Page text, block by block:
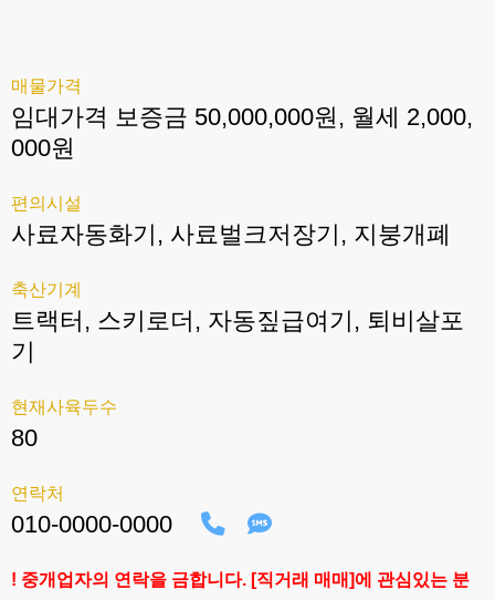
매물가격
임대가격 보증금 50,000,000원, 월세 2,000,
000원
편의시설
사료자동화기, 사료벌크저장기, 지붕개폐
축산기계
트랙터, 스키로더, 자동짚급여기, 퇴비살포
기
현재사육두수
80
연락처
010-0000-0000
! 중개업자의 연락을 금합니다. [직거래 매매]에 관심있는 분